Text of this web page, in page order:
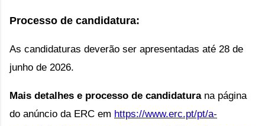
Processo de candidatura:
As candidaturas deverão ser apresentadas até 28 de
junho de 2026.
Mais detalhes e processo de candidaturana página
do anúncio da ERC em https://www.erc.pt/pt/a-